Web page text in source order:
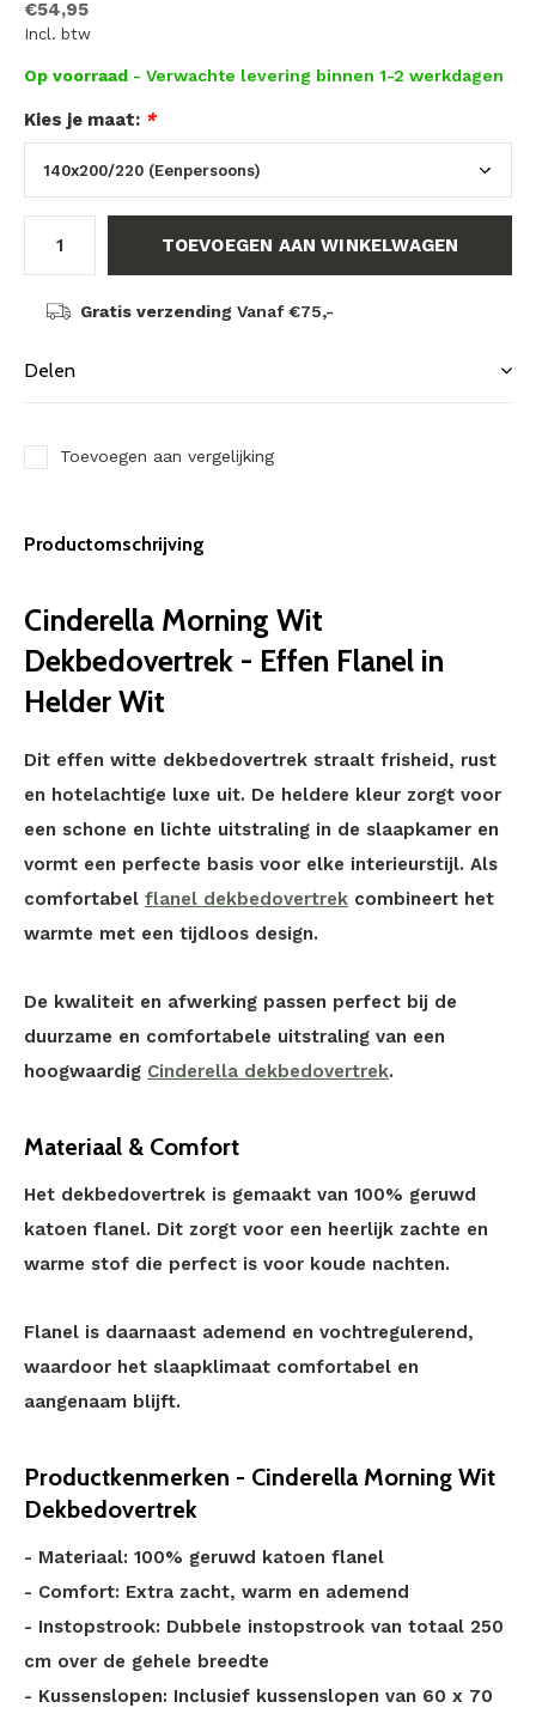
€54,95
Incl. btw
Op voorraad - Verwachte levering binnen 1-2 werkdagen
Kies je maat: *
TOEVOEGEN AAN WINKELWAGEN
Gratis verzending Vanaf €75,-
Delen
Toevoegen aan vergelijking
Productomschrijving
Cinderella Morning Wit
Dekbedovertrek - Effen Flanel in
Helder Wit
Dit effen witte dekbedovertrek straalt frisheid, rust
en hotelachtige luxe uit. De heldere kleur zorgt voor
een schone en lichte uitstraling in de slaapkamer en
vormt een perfecte basis voor elke interieurstijl. Als
comfortabel flanel dekbedovertrek combineert het
warmte met een tijdloos design.
De kwaliteit en afwerking passen perfect bij de
duurzame en comfortabele uitstraling van een
hoogwaardig Cinderella dekbedovertrek.
Materiaal & Comfort
Het dekbedovertrek is gemaakt van 100% geruwd
katoen flanel. Dit zorgt voor een heerlijk zachte en
warme stof die perfect is voor koude nachten.
Flanel is daarnaast ademend en vochtregulerend,
waardoor het slaapklimaat comfortabel en
aangenaam blijft.
Productkenmerken - Cinderella Morning Wit
Dekbedovertrek
- Materiaal: 100% geruwd katoen flanel
- Comfort: Extra zacht, warm en ademend
- Instopstrook: Dubbele instopstrook van totaal 250
cm over de gehele breedte
- Kussenslopen: Inclusief kussenslopen van 60 x 70